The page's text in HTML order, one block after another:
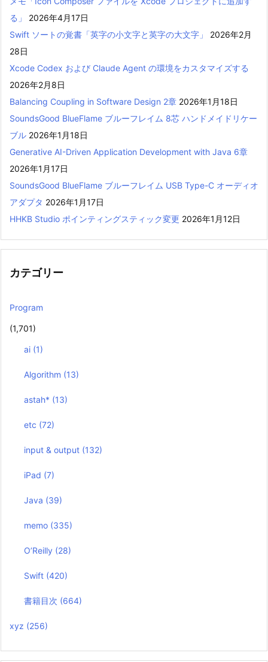
る」
2026年4月17日
Swift ソートの覚書「英字の小文字と英字の大文字」
2026年2月
28日
Xcode Codex および Claude Agent の環境をカスタマイズする
2026年2月8日
Balancing Coupling in Software Design 2章 2026年1月18日
SoundsGood BlueFlame ブルーフレイム 8芯 ハンドメイドリケー
ブル 2026年1月18日
Generative AI-Driven Application Development with Java 6章
2026年1月17日
SoundsGood BlueFlame ブルーフレイム USB Type-C オーディオ
アダプタ 2026年1月17日
HHKB Studio ポインティングスティック変更 2026年1月12日
カテゴリー
Program
(1,701)
ai (1)
Algorithm (13)
astah* (13)
etc (72)
input & output (132)
iPad (7)
Java (39)
memo (335)
O’Reilly (28)
Swift (420)
書籍目次 (664)
xyz (256)